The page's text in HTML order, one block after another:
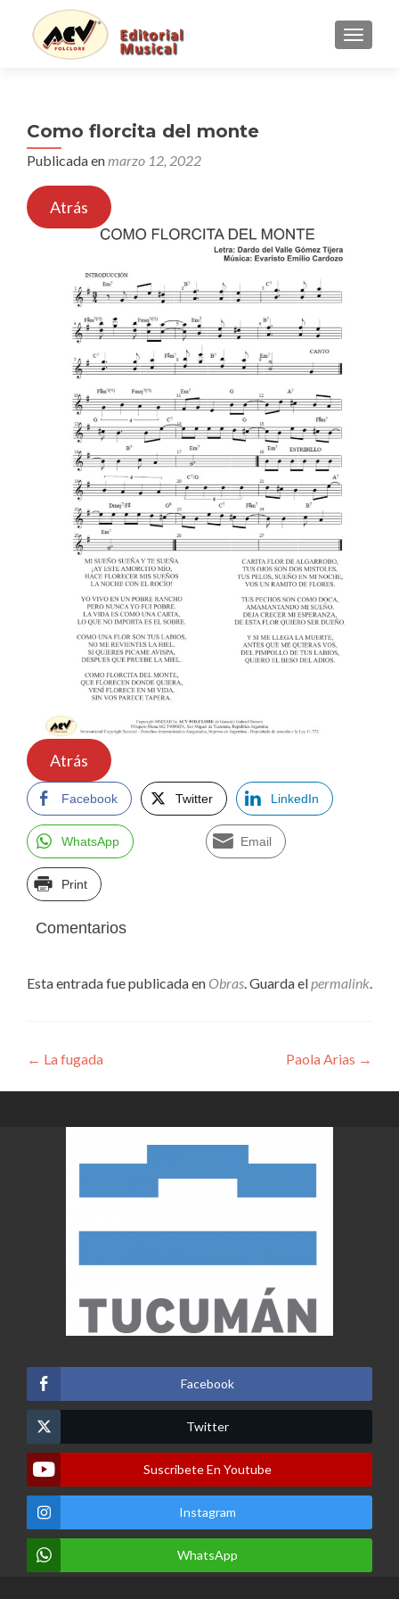
Como florcita del monte
Publicada enmarzo 12, 2022
Atrás
Atrás
Facebook Twitter LinkedIn
WhatsApp Email
Print
Comentarios
Esta entrada fue publicada en Obras . Guarda el permalink
Navegación
de
entradas
← La fugada Paola Arias →
Facebook
Twitter
Suscribete En Youtube
Instagram
WhatsApp